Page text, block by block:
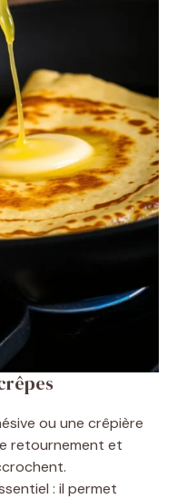
ou une crêpière
retournement et
: il permet